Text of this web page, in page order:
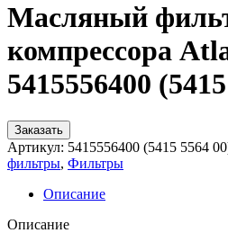
Масляный
компрессора
5415556400
Заказать
Артикул: 5415556400 (5415 5564
фильтры, Фильтры
Описание
Описание